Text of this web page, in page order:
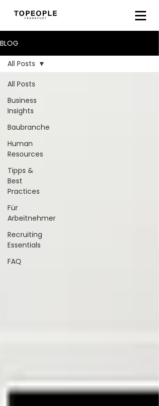
BLOG
All Posts
Business
Insights
Baubranche
Human
Resources
Tipps &
Best
Practices
Für
Arbeitnehmer
Recruiting
Essentials
FAQ
All Posts